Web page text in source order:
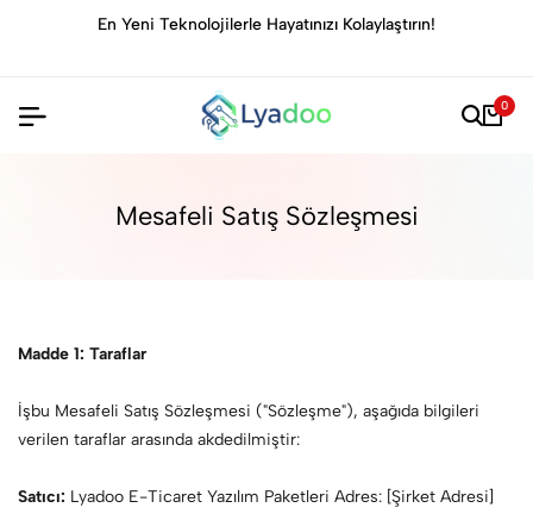
En Yeni Teknolojilerle Hayatınızı Kolaylaştırın!
0
Mesafeli Satış Sözleşmesi
Madde 1: Taraflar
İşbu Mesafeli Satış Sözleşmesi ("Sözleşme"), aşağıda bilgileri
verilen taraflar arasında akdedilmiştir:
Satıcı: Lyadoo E-Ticaret Yazılım Paketleri Adres: [Şirket Adresi]